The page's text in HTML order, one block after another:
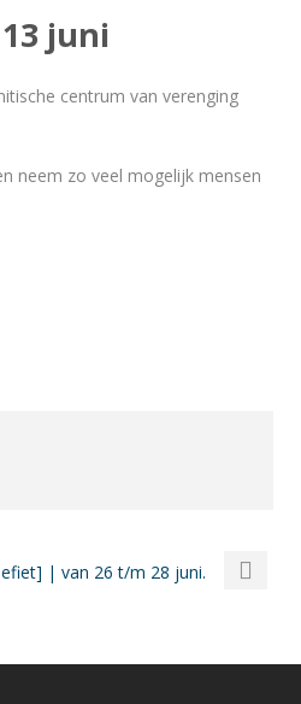
juni
centrum van verenging
neem zo veel mogelijk mensen
| van 26 t/m 28 juni.